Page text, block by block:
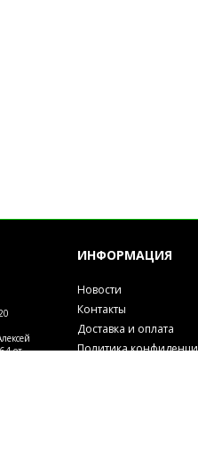
от
ИНФОРМАЦИЯ
Новости
Контакты
Доставка и оплата
Политика